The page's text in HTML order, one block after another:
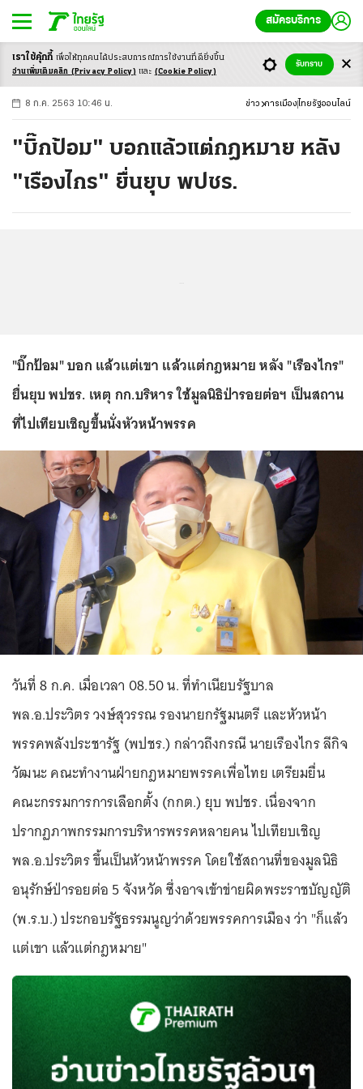
สมัครบริการ
-ก ก ก+
8 ก.ค. 2563 10:46 น. ข่าว การเมือง ไทยรัฐออนไลน์
"บิ๊กป้อม" บอกแล้วแต่กฎหมาย หลัง
"เรืองไกร" ยื่นยุบ พปชร.
"บิ๊กป้อม" บอก แล้วแต่เขา แล้วแต่กฎหมาย หลัง "เรืองไกร"
ยื่นยุบ พปชร. เหตุ กก.บริหาร ใช้มูลนิธิป่ารอยต่อฯ เป็นสถาน
ที่ไปเทียบเชิญขึ้นนั่งหัวหน้าพรรค
วันที่ 8 ก.ค. เมื่อเวลา 08.50 น. ที่ทำเนียบรัฐบาล
พล.อ.ประวิตร วงษ์สุวรรณ รองนายกรัฐมนตรี และหัวหน้า
พรรคพลังประชารัฐ (พปชร.) กล่าวถึงกรณี นายเรืองไกร ลีกิจ
วัฒนะ คณะทำงานฝ่ายกฎหมายพรรคเพื่อไทย เตรียมยื่น
คณะกรรมการการเลือกตั้ง (กกต.) ยุบ พปชร. เนื่องจาก
ปรากฏภาพกรรมการบริหารพรรคหลายคน ไปเทียบเชิญ
พล.อ.ประวิตร ขึ้นเป็นหัวหน้าพรรค โดยใช้สถานที่ของมูลนิธิ
อนุรักษ์ป่ารอยต่อ 5 จังหวัด ซึ่งอาจเข้าข่ายผิดพระราชบัญญัติ
(พ.ร.บ.) ประกอบรัฐธรรมนูญว่าด้วยพรรคการเมือง ว่า "ก็แล้ว
แต่เขา แล้วแต่กฎหมาย"
เราใช้คุ้กกี้ เพื่อให้ทุกคนได้ประสบการณ์การใช้งานที่ดียิ่งขึ้น
อ่านเพิ่มเติมคลิก (Privacy Policy) และ (Cookie Policy)
รับทราบ